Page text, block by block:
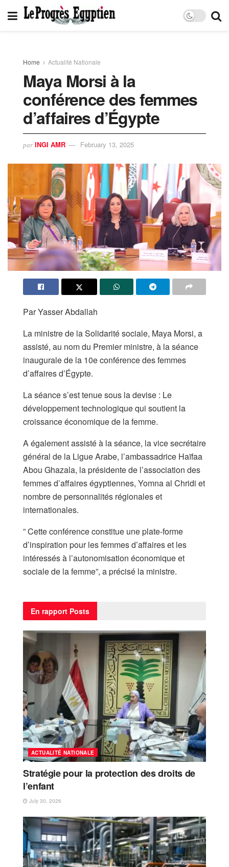
Home Actualité Nationale
Maya Morsi à la
conférence des femmes
d’affaires d’Égypte
par INGI AMR February 13, 2025
Par Yasser Abdallah
La ministre de la Solidarité sociale, Maya Morsi, a
assisté, au nom du Premier ministre, à la séance
inaugurale de la 10e conférence des femmes
d’affaires d’Égypte.
La séance s’est tenue sous la devise : Le
développement technologique qui soutient la
croissance économique de la femme.
A également assisté à la séance, la vice secrétaire
général de la Ligue Arabe, l’ambassadrice Haïfaa
Abou Ghazala, la présidente de l’association des
femmes d’affaires égyptiennes, Yomna al Chridi et
nombre de personnalités régionales et
internationales.
” Cette conférence constitue une plate-forme
d’inspiration pour les femmes d’affaires et les
intéressés à l’autonomisation économique et
sociale de la femme”, a précisé la ministre.
En rapport Posts
ACTUALITÉ NATIONALE
Stratégie pour la protection des droits de
l’enfant
July 30, 2026